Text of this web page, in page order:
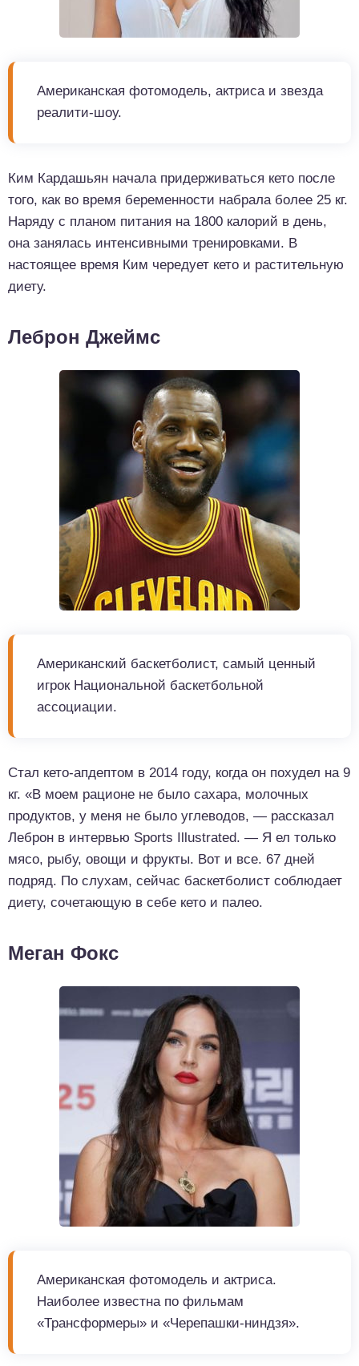
Американская фотомодель, актриса и звезда
реалити-шоу.
Ким Кардашьян начала придерживаться кето после
того, как во время беременности набрала более 25 кг.
Наряду с планом питания на 1800 калорий в день,
она занялась интенсивными тренировками. В
настоящее время Ким чередует кето и растительную
диету.
Леброн Джеймс
Американский баскетболист, самый ценный
игрок Национальной баскетбольной
ассоциации.
Стал кето-апдептом в 2014 году, когда он похудел на 9
кг. «В моем рационе не было сахара, молочных
продуктов, у меня не было углеводов, — рассказал
Леброн в интервью Sports Illustrated. — Я ел только
мясо, рыбу, овощи и фрукты. Вот и все. 67 дней
подряд. По слухам, сейчас баскетболист соблюдает
диету, сочетающую в себе кето и палео.
Меган Фокс
Американская фотомодель и актриса.
Наиболее известна по фильмам
«Трансформеры» и «Черепашки-ниндзя».